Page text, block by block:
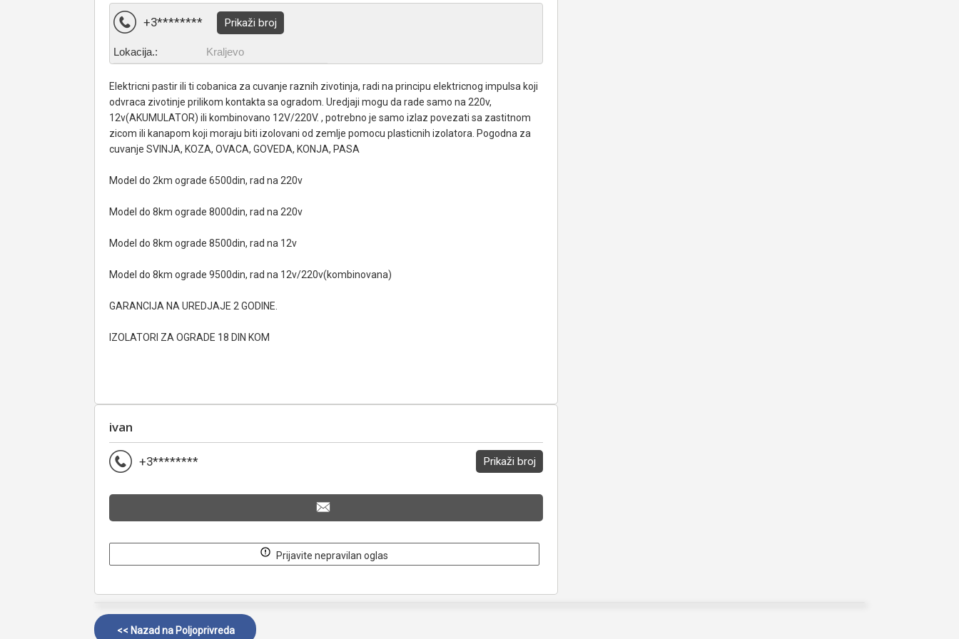
+3******** Prikaži broj
Lokacija.: Kraljevo
Elektricni pastir ili ti cobanica za cuvanje raznih zivotinja, radi na principu elektricnog impulsa koji
odvraca zivotinje prilikom kontakta sa ogradom. Uredjaji mogu da rade samo na 220v,
12v(AKUMULATOR) ili kombinovano 12V/220V. , potrebno je samo izlaz povezati sa zastitnom
zicom ili kanapom koji moraju biti izolovani od zemlje pomocu plasticnih izolatora. Pogodna za
cuvanje SVINJA, KOZA, OVACA, GOVEDA, KONJA, PASA
Model do 2km ograde 6500din, rad na 220v
Model do 8km ograde 8000din, rad na 220v
Model do 8km ograde 8500din, rad na 12v
Model do 8km ograde 9500din, rad na 12v/220v(kombinovana)
GARANCIJA NA UREDJAJE 2 GODINE.
IZOLATORI ZA OGRADE 18 DIN KOM
ivan
+3******** Prikaži broj
Prijavite nepravilan oglas
<< Nazad na Poljoprivreda